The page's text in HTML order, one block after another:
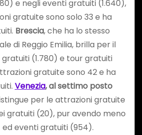
e negli eventi gratuiti (1.640),
gratuite sono solo 33 e ha
Brescia, che ha lo stesso
di Reggio Emilia, brilla per il
(1.780) e tour gratuiti
gratuite sono 42 e ha
Venezia, al settimo posto
per le attrazioni gratuite
gratuiti (20), pur avendo meno
eventi gratuiti (954).